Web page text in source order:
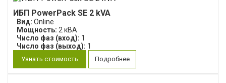
ИБП PowerPack SE 2 kVA
Вид: Online
Мощность: 2 кВА
Число фаз (вход): 1
Число фаз (выход): 1
Узнать стоимость Подробнее